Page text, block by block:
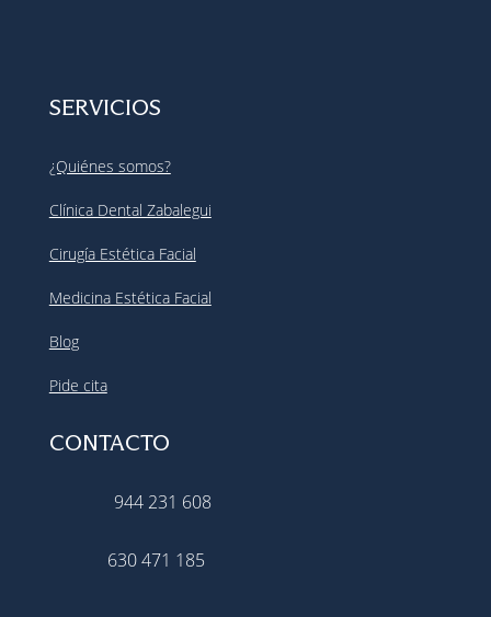
SERVICIOS
¿Quiénes somos?
Clínica Dental Zabalegui
Cirugía Estética Facial
Medicina Estética Facial
Blog
Pide cita
CONTACTO
944 231 608
630 471 185